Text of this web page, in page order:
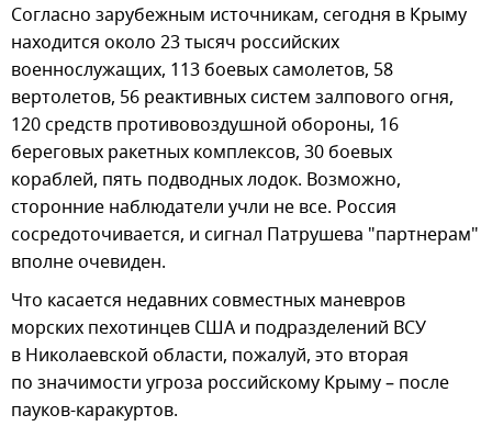
Согласно зарубежным источникам, сегодня в Крыму
находится около 23 тысяч российских
военнослужащих, 113 боевых самолетов, 58
вертолетов, 56 реактивных систем залпового огня,
120 средств противовоздушной обороны, 16
береговых ракетных комплексов, 30 боевых
кораблей, пять подводных лодок. Возможно,
сторонние наблюдатели учли не все. Россия
сосредоточивается, и сигнал Патрушева "партнерам"
вполне очевиден.
Что касается недавних совместных маневров
морских пехотинцев США и подразделений ВСУ
в Николаевской области, пожалуй, это вторая
по значимости угроза российскому Крыму – после
пауков-каракуртов.